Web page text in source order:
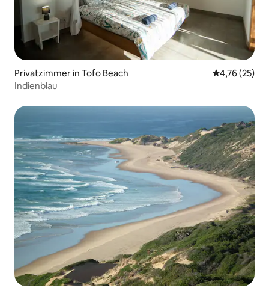
Privatzimmer in Tofo Beach
4,76 (25)
Indienblau